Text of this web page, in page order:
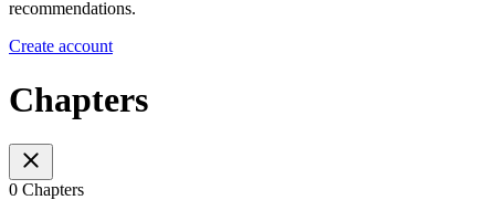
recommendations.
Create account
Chapters
0 Chapters